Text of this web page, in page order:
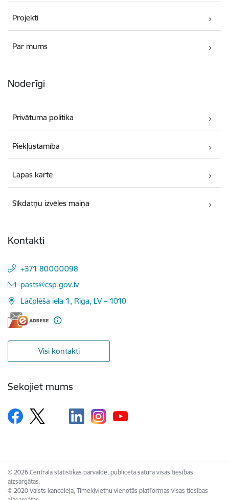
Projekti
Par mums
Noderīgi
Privātuma politika
Piekļūstamība
Lapas karte
Sīkdatņu izvēles maiņa
Kontakti
+371 80000098
E-pasts:
pasts@csp.gov.lv
Lāčplēša iela 1, Rīga, LV – 1010
Visi kontakti
Sekojiet mums
© 2026 Centrālā statistikas pārvalde, publicētā satura visas tiesības
aizsargātas.
© 2020 Valsts kanceleja, Tīmekļvietņu vienotās platformas visas tiesības